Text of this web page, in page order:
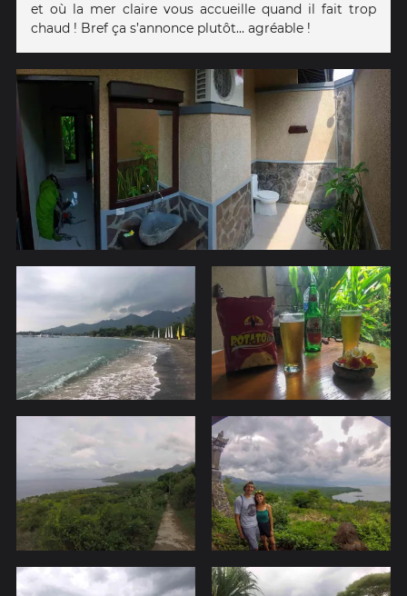
et où la mer claire vous accueille quand il fait trop
chaud ! Bref ça s’annonce plutôt... agréable !